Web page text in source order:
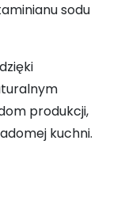
sodu
produkcji,
kuchni.